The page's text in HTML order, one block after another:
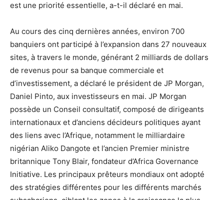
est une priorité essentielle, a-t-il déclaré en mai.
Au cours des cinq dernières années, environ 700
banquiers ont participé à l’expansion dans 27 nouveaux
sites, à travers le monde, générant 2 milliards de dollars
de revenus pour sa banque commerciale et
d’investissement, a déclaré le président de JP Morgan,
Daniel Pinto, aux investisseurs en mai. JP Morgan
possède un Conseil consultatif, composé de dirigeants
internationaux et d’anciens décideurs politiques ayant
des liens avec l’Afrique, notamment le milliardaire
nigérian Aliko Dangote et l’ancien Premier ministre
britannique Tony Blair, fondateur d’Africa Governance
Initiative. Les principaux prêteurs mondiaux ont adopté
des stratégies différentes pour les différents marchés